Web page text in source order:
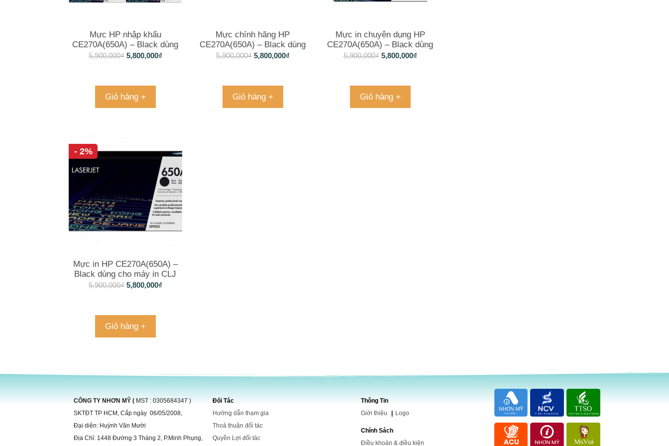
Mực HP nhập khẩu
CE270A(650A) – Black dùng
cho máy in CLJ 5525, M750
5,900,000₫ 5,800,000₫
Giỏ hàng +
Mực chính hãng HP
CE270A(650A) – Black dùng
cho máy in CLJ 5525, M750
5,900,000₫ 5,800,000₫
Giỏ hàng +
Mực in chuyên dụng HP
CE270A(650A) – Black dùng
cho máy in CLJ 5525, M750
5,900,000₫ 5,800,000₫
Giỏ hàng +
- 2%
Mực in HP CE270A(650A) –
Black dùng cho máy in CLJ
5525, M750
5,900,000₫ 5,800,000₫
Giỏ hàng +
CÔNG TY NHƠN MỸ ( MST : 0305684347 )
SKTĐT TP HCM, Cấp ngày 06/05/2008,
Đại diện: Huỳnh Văn Mười
Địa Chỉ: 1448 Đường 3 Tháng 2, P.Minh Phụng,
Đối Tác
Hướng dẫn tham gia
Thoả thuận đối tác
Quyền Lợi đối tác
Thông Tin
Giới thiệu | Logo
Chính Sách
Điều khoản & điều kiện